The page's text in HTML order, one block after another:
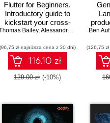
Flutter for Beginners.
Introductory guide to
kickstart your cross-
platform mobile app
Dart - Fourth Edition
Bailey,Alessandro Biessek
(96,75 zł najniższa cena z 30 dni)
116.10 zł
129.00 zł (-10%)
Ben
(126,75